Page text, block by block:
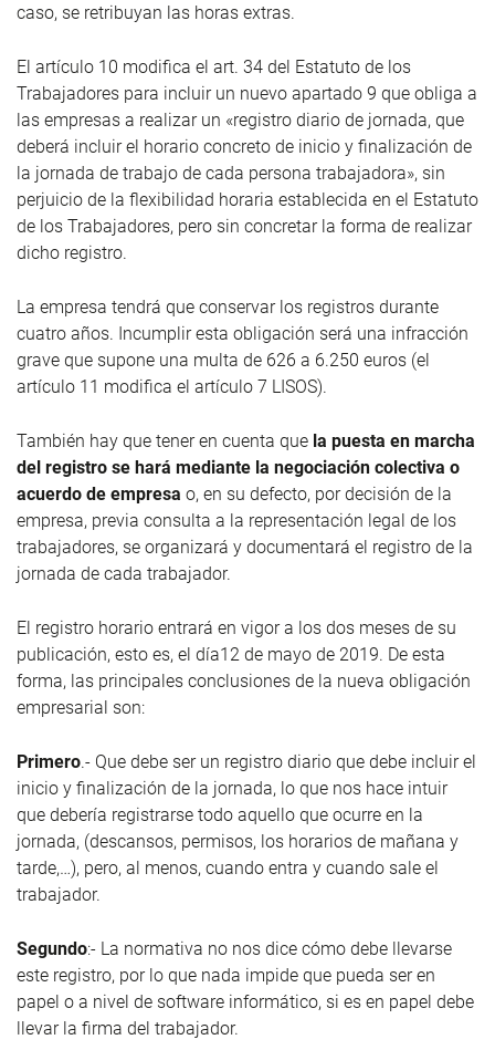
caso, se retribuyan las horas extras.
El artículo 10 modifica el art. 34 del Estatuto de los
Trabajadores para incluir un nuevo apartado 9 que obliga a
las empresas a realizar un «registro diario de jornada, que
deberá incluir el horario concreto de inicio y finalización de
la jornada de trabajo de cada persona trabajadora», sin
perjuicio de la flexibilidad horaria establecida en el Estatuto
de los Trabajadores, pero sin concretar la forma de realizar
dicho registro.
La empresa tendrá que conservar los registros durante
cuatro años. Incumplir esta obligación será una infracción
grave que supone una multa de 626 a 6.250 euros (el
artículo 11 modifica el artículo 7 LISOS).
También hay que tener en cuenta que la puesta en marcha
del registro se hará mediante la negociación colectiva o
acuerdo de empresa o, en su defecto, por decisión de la
empresa, previa consulta a la representación legal de los
trabajadores, se organizará y documentará el registro de la
jornada de cada trabajador.
El registro horario entrará en vigor a los dos meses de su
publicación, esto es, el día12 de mayo de 2019. De esta
forma, las principales conclusiones de la nueva obligación
empresarial son:
Primero.- Que debe ser un registro diario que debe incluir el
inicio y finalización de la jornada, lo que nos hace intuir
que debería registrarse todo aquello que ocurre en la
jornada, (descansos, permisos, los horarios de mañana y
tarde,…), pero, al menos, cuando entra y cuando sale el
trabajador.
Segundo:- La normativa no nos dice cómo debe llevarse
este registro, por lo que nada impide que pueda ser en
papel o a nivel de software informático, si es en papel debe
llevar la firma del trabajador.